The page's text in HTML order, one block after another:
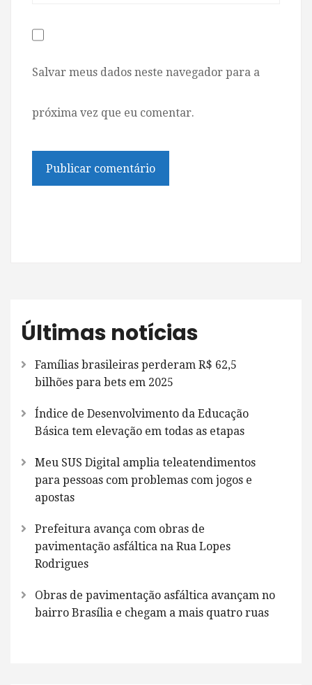
Salvar meus dados neste navegador para a
próxima vez que eu comentar.
Últimas notícias
Famílias brasileiras perderam R$ 62,5
bilhões para bets em 2025
Índice de Desenvolvimento da Educação
Básica tem elevação em todas as etapas
Meu SUS Digital amplia teleatendimentos
para pessoas com problemas com jogos e
apostas
Prefeitura avança com obras de
pavimentação asfáltica na Rua Lopes
Rodrigues
Obras de pavimentação asfáltica avançam no
bairro Brasília e chegam a mais quatro ruas